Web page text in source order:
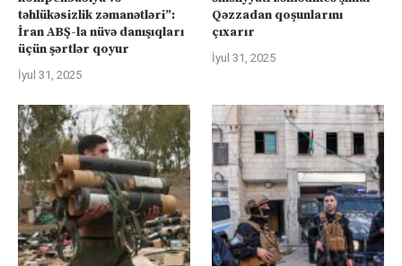
təhlükəsizlik zəmanətləri”:
İran ABŞ-la nüvə danışıqları
üçün şərtlər qoyur
İyul 31, 2025
Qəzzadan qoşunlarını
çıxarır
İyul 31, 2025